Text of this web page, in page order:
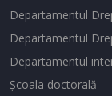
Departamentul
Departamentul
Departamentul
Şcoala doctorală